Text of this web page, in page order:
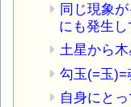
同じ現象
にも発生し
土星から
勾玉(=玉)=
自身にと